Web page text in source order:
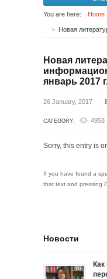
You are here: Home
Новая
январь 2017
26 January, 2017
CATEGORY: 4958
Sorry, this entry is
If you have found a
that text and pressing
Новости